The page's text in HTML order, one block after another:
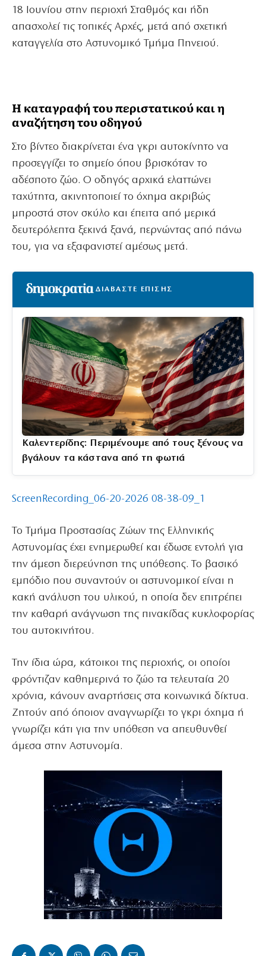
18 Ιουνίου στην περιοχή Σταθμός και ήδη
απασχολεί τις τοπικές Αρχές, μετά από σχετική
καταγγελία στο Αστυνομικό Τμήμα Πηνειού.
Η καταγραφή του περιστατικού και η
αναζήτηση του οδηγού
Στο βίντεο διακρίνεται ένα γκρι αυτοκίνητο να
προσεγγίζει το σημείο όπου βρισκόταν το
αδέσποτο ζώο. Ο οδηγός αρχικά ελαττώνει
ταχύτητα, ακινητοποιεί το όχημα ακριβώς
μπροστά στον σκύλο και έπειτα από μερικά
δευτερόλεπτα ξεκινά ξανά, περνώντας από πάνω
του, για να εξαφανιστεί αμέσως μετά.
ΔΙΑΒΑΣΤΕ ΕΠΙΣΗΣ
Καλεντερίδης: Περιμένουμε από τους ξένους να
βγάλουν τα κάστανα από τη φωτιά
ScreenRecording_06-20-2026 08-38-09_1
Το Τμήμα Προστασίας Ζώων της Ελληνικής
Αστυνομίας έχει ενημερωθεί και έδωσε εντολή για
την άμεση διερεύνηση της υπόθεσης. Το βασικό
εμπόδιο που συναντούν οι αστυνομικοί είναι η
κακή ανάλυση του υλικού, η οποία δεν επιτρέπει
την καθαρή ανάγνωση της πινακίδας κυκλοφορίας
του αυτοκινήτου.
Την ίδια ώρα, κάτοικοι της περιοχής, οι οποίοι
φρόντιζαν καθημερινά το ζώο τα τελευταία 20
χρόνια, κάνουν αναρτήσεις στα κοινωνικά δίκτυα.
Ζητούν από όποιον αναγνωρίζει το γκρι όχημα ή
γνωρίζει κάτι για την υπόθεση να απευθυνθεί
άμεσα στην Αστυνομία.